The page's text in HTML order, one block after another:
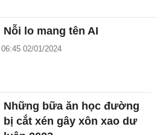
Nỗi lo mang tên AI
06:45 02/01/2024
Những bữa ăn học đường
bị cắt xén gây xôn xao dư